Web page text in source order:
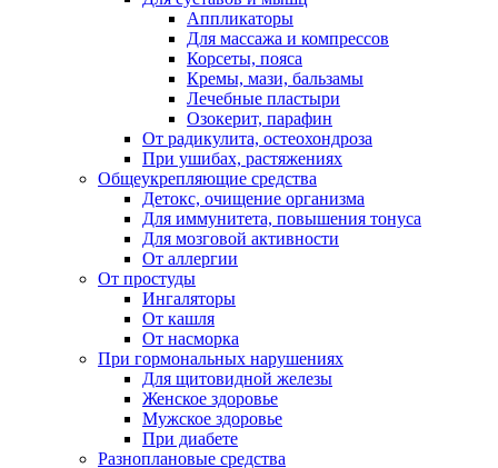
Аппликаторы
Для массажа и компрессов
Корсеты, пояса
Кремы, мази, бальзамы
Лечебные пластыри
Озокерит, парафин
От радикулита, остеохондроза
При ушибах, растяжениях
Общеукрепляющие средства
Детокс, очищение организма
Для иммунитета, повышения тонуса
Для мозговой активности
От аллергии
От простуды
Ингаляторы
От кашля
От насморка
При гормональных нарушениях
Для щитовидной железы
Женское здоровье
Мужское здоровье
При диабете
Разноплановые средства